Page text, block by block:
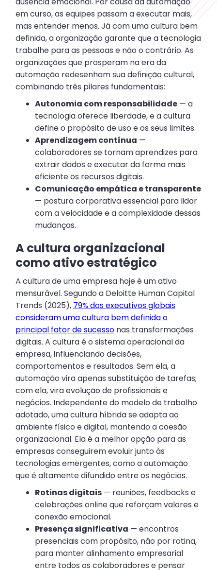
em curso, as equipes passam a executar mais,
mas entender menos. Já com uma cultura bem
definida, a organização garante que a tecnologia
trabalhe para as pessoas e não o contrário. As
organizações que prosperam na era da
automação redesenham sua definição cultural,
combinando três pilares fundamentais:
Autonomia com responsabilidade — a
tecnologia oferece liberdade, e a cultura
define o propósito de uso e os seus limites.
Aprendizagem contínua —
colaboradores se tornam aprendizes para
extrair dados e executar da forma mais
eficiente os recursos digitais.
Comunicação empática e transparente
— postura corporativa essencial para lidar
com a velocidade e a complexidade dessas
mudanças.
A cultura organizacional
como ativo estratégico
A cultura de uma empresa hoje é um ativo
mensurável. Segundo a Deloitte Human Capital
Trends (2025), 79% dos executivos globais
consideram uma cultura bem definida o
principal fator de sucesso nas transformações
digitais. A cultura é o sistema operacional da
empresa, influenciando decisões,
comportamentos e resultados. Sem ela, a
automação vira apenas substituição de tarefas;
com ela, vira evolução de profissionais e
negócios. Independente do modelo de trabalho
adotado, uma cultura híbrida se adapta ao
ambiente físico e digital, mantendo a coesão
organizacional. Ela é a melhor opção para as
empresas conseguirem evoluir junto às
tecnologias emergentes, como a automação
que é altamente difundido entre os negócios.
Rotinas digitais — reuniões, feedbacks e
celebrações online que reforçam valores e
conexão emocional.
Presença significativa — encontros
presenciais com propósito, não por rotina,
para manter alinhamento empresarial
entre todos os colaboradores e pensar